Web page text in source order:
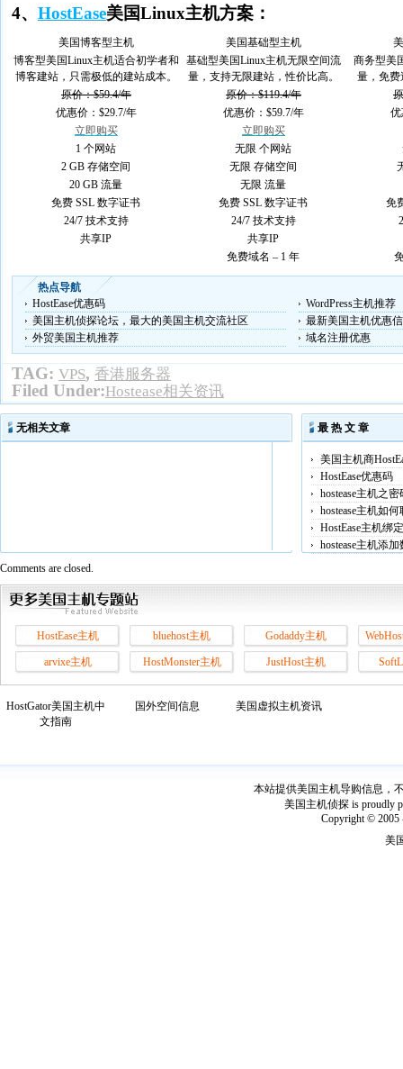
4、 HostEase美国Linux主机方案：
美国博客型主机 美国基础型主机
博客型美国Linux主机适合初学者和
博客建站，只需极低的建站成本。
基础型美国Linux主机无限空间流
量，支持无限建站，性价比高。
商务型美
量，免费
原价：$59.4/年
原价：$119.4/年
优惠价：$29.7/年
优惠价：$59.7/年
优
立即购买
立即购买
1 个网站
无限 个网站
2 GB 存储空间
无限 存储空间
20 GB 流量
无限 流量
免费 SSL 数字证书
免费 SSL 数字证书
免
24/7 技术支持
24/7 技术支持
共享IP
共享IP
免费域名 – 1 年
热点导航
HostEase优惠码
WordPress主机推荐
美国主机侦探论坛，最大的美国主机交流社区
最新美国主机优惠
外贸美国主机推荐
域名注册优惠
TAG: VPS, 香港服务器
Filed Under:Hostease相关资讯
无相关文章 最 热 文 章
美国主机商
HostEase优惠码
hostease主机之
hostease主机如
HostEase主机绑
hostease主机添
Comments are closed.
HostEase主机 bluehost主机 Godaddy主机
arvixe主机 HostMonster主机 JustHost主机
HostGator美国主机中
文指南
国外空间信息 美国虚拟主机资讯
本站提供美国主机导购信息，
美国主机侦探 is proudly
Copyright © 2005
美